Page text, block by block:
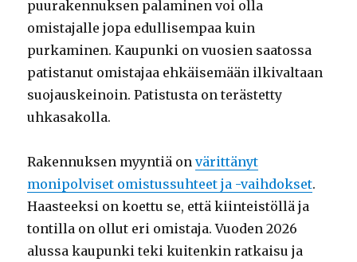
puurakennuksen palaminen voi olla
omistajalle jopa edullisempaa kuin
purkaminen. Kaupunki on vuosien saatossa
patistanut omistajaa ehkäisemään ilkivaltaan
suojauskeinoin. Patistusta on terästetty
uhkasakolla.
Rakennuksen myyntiä onvärittänyt
monipolviset omistussuhteet ja -vaihdokset.
Haasteeksi on koettu se, että kiinteistöllä ja
tontilla on ollut eri omistaja. Vuoden 2026
alussa kaupunki teki kuitenkin ratkaisu ja